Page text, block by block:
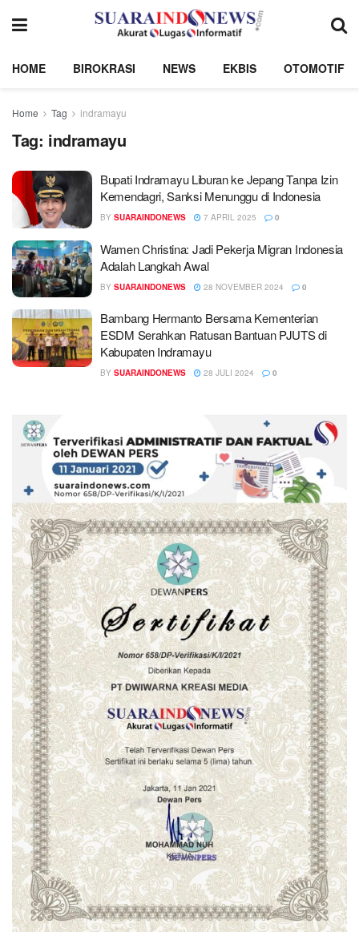
HOME BIROKRASI NEWS EKBIS OTOMOTIF
Home Tag indramayu
Tag: indramayu
Bupati Indramayu Liburan ke Jepang Tanpa Izin
Kemendagri, Sanksi Menunggu di Indonesia
BY SUARAINDONEWS 7 APRIL 2025 0
Wamen Christina: Jadi Pekerja Migran Indonesia
Adalah Langkah Awal
BY SUARAINDONEWS 28 NOVEMBER 2024 0
Bambang Hermanto Bersama Kementerian
ESDM Serahkan Ratusan Bantuan PJUTS di
Kabupaten Indramayu
BY SUARAINDONEWS 28 JULI 2024 0